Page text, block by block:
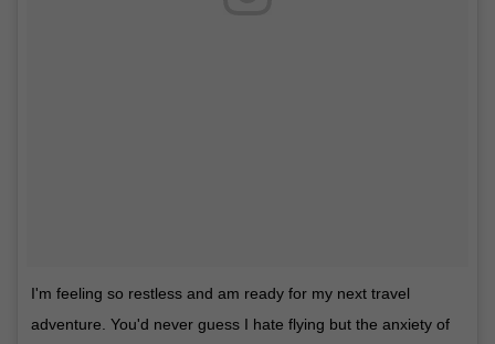
I'm feeling so restless and am ready for my next travel
adventure. You'd never guess I hate flying but the anxiety of